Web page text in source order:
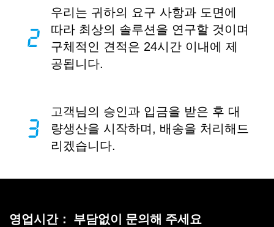
우리는 귀하의 요구 사항과 도면에
따라 최상의 솔루션을 연구할 것이며
구체적인 견적은 24시간 이내에 제
공됩니다.
고객님의 승인과 입금을 받은 후 대
량생산을 시작하며, 배송을 처리해드
리겠습니다.
영업시간： 부담없이 문의해 주세요